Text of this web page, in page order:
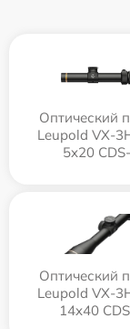
Оптический
Leupold VX-
5x20
Оптический
Leupold VX-
14x40